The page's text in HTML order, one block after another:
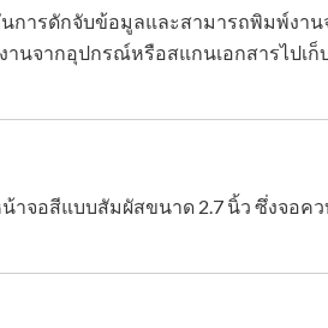
การดักจับข้อมูลและสามารถพิมพ์งาน
นจากอุปกรณ์หรือสแกนเอกสารไปเ
น้าจอสีแบบสัมผัสขนาด 2.7 นิ้ว ซึ่งจอค